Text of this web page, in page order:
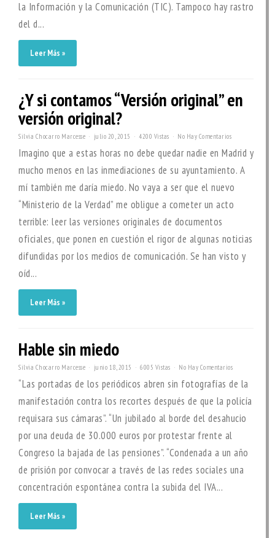
la Información y la Comunicación (TIC). Tampoco hay rastro
del d...
Leer Más »
¿Y si contamos “Versión original” en
versión original?
Silvia Chocarro Marcesse julio 20, 2015 4200 Vistas No Hay Comentarios
Imagino que a estas horas no debe quedar nadie en Madrid y
mucho menos en las inmediaciones de su ayuntamiento. A
mí también me daría miedo. No vaya a ser que el nuevo
“Ministerio de la Verdad” me obligue a cometer un acto
terrible: leer las versiones originales de documentos
oficiales, que ponen en cuestión el rigor de algunas noticias
difundidas por los medios de comunicación. Se han visto y
oíd...
Leer Más »
Hable sin miedo
Silvia Chocarro Marcesse junio 18, 2015 6005 Vistas No Hay Comentarios
“Las portadas de los periódicos abren sin fotografías de la
manifestación contra los recortes después de que la policía
requisara sus cámaras”. “Un jubilado al borde del desahucio
por una deuda de 30.000 euros por protestar frente al
Congreso la bajada de las pensiones”. “Condenada a un año
de prisión por convocar a través de las redes sociales una
concentración espontánea contra la subida del IVA...
Leer Más »